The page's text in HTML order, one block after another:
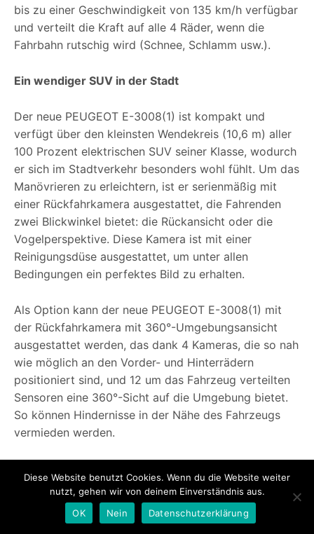
bis zu einer Geschwindigkeit von 135 km/h verfügbar
und verteilt die Kraft auf alle 4 Räder, wenn die
Fahrbahn rutschig wird (Schnee, Schlamm usw.).
Ein wendiger SUV in der Stadt
Der neue PEUGEOT E-3008(1) ist kompakt und
verfügt über den kleinsten Wendekreis (10,6 m) aller
100 Prozent elektrischen SUV seiner Klasse, wodurch
er sich im Stadtverkehr besonders wohl fühlt. Um das
Manövrieren zu erleichtern, ist er serienmäßig mit
einer Rückfahrkamera ausgestattet, die Fahrenden
zwei Blickwinkel bietet: die Rückansicht oder die
Vogelperspektive. Diese Kamera ist mit einer
Reinigungsdüse ausgestattet, um unter allen
Bedingungen ein perfektes Bild zu erhalten.
Als Option kann der neue PEUGEOT E-3008(1) mit
der Rückfahrkamera mit 360°-Umgebungsansicht
ausgestattet werden, das dank 4 Kameras, die so nah
wie möglich an den Vorder- und Hinterrädern
positioniert sind, und 12 um das Fahrzeug verteilten
Sensoren eine 360°-Sicht auf die Umgebung bietet.
So können Hindernisse in der Nähe des Fahrzeugs
vermieden werden.
Einen weiteren Schritt in Richtung
Fahrerassistenzsysteme geht PEUGEOT mit den
Diese Website benutzt Cookies. Wenn du die Website weiter
nutzt, gehen wir von deinem Einverständnis aus.
OK
Nein Datenschutzerklärung